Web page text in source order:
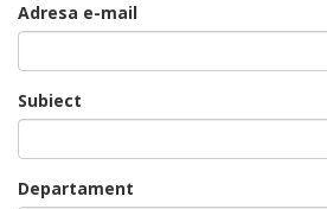
Adresa e-mail
Subiect
Departament